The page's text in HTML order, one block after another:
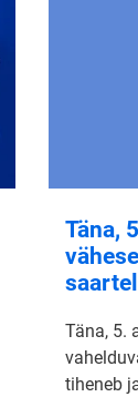
Täna,
Täna, 5.
tiheneb